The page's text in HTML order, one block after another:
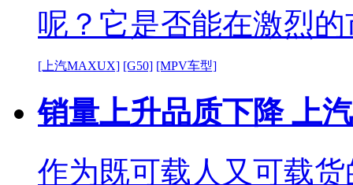
呢？它是否能在激烈
[上汽MAXUX] [G50] [MPV车型]
销量上升品质下降 上
作为既可载人又可载